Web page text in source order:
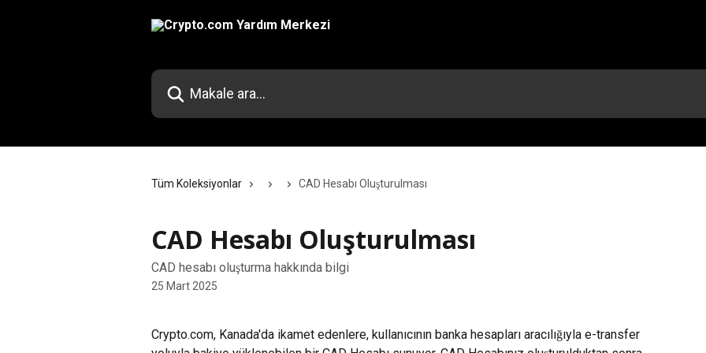
Makale ara...
Tüm Koleksiyonlar CAD Hesabı Oluşturulması
CAD Hesabı Oluşturulması
CAD hesabı oluşturma hakkında bilgi
25 Mart 2025
Crypto.com, Kanada'da ikamet edenlere, kullanıcının banka hesapları aracılığıyla e-transfer